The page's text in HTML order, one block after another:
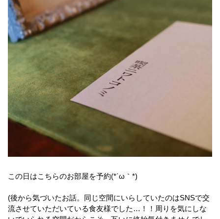
この日はこちらのお部屋を予約(*´ω｀*)
(後から気づいたお話。同じ空間にいらしていたのはSNSで交
流させていただいている食友様でした…！！周りを気にしな